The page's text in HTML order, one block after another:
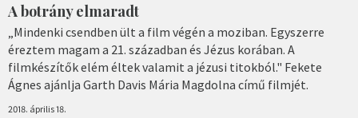
A botrány elmaradt
„Mindenki csendben ült a film végén a moziban. Egyszerre
éreztem magam a 21. században és Jézus korában. A
filmkészítők elém éltek valamit a jézusi titokból." Fekete
Ágnes ajánlja Garth Davis Mária Magdolna című filmjét.
2018. április 18.